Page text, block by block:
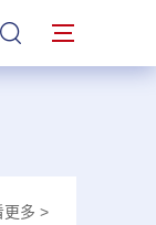
站内搜索
更多 >